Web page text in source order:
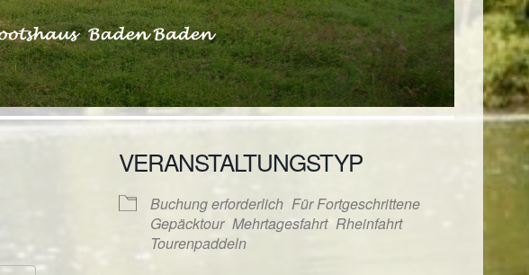
VERANSTALTUNGSTYP
Buchung erforderlich Für Fortgeschrittene
Gepäcktour Mehrtagesfahrt Rheinfahrt
Tourenpaddeln